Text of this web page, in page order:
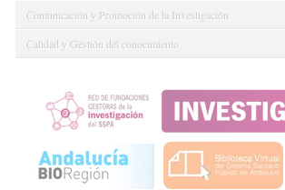
Comunicación y Promoción de la Investigación
Calidad y Gestión del conocimiento